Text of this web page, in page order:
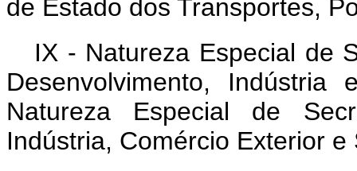
de Estado dos Transportes,
IX - Natureza Especial de
Desenvolvimento,
Natureza Especial de
Indústria, Comércio Exterior e